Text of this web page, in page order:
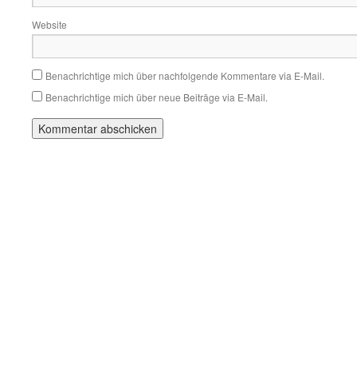
Website
Benachrichtige mich über nachfolgende Kommentare via E-Mail.
Benachrichtige mich über neue Beiträge via E-Mail.